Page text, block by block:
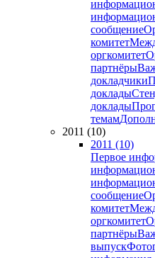
сообщение
комитет
оргкомитет
партнёры
докладчики
доклады
доклады
темам
2011 (10)
2011 (10)
Первое
сообщение
комитет
оргкомитет
партнёры
выпуск